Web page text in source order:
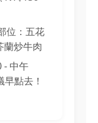
位：五花
蘭炒牛肉
- 中午
點去！